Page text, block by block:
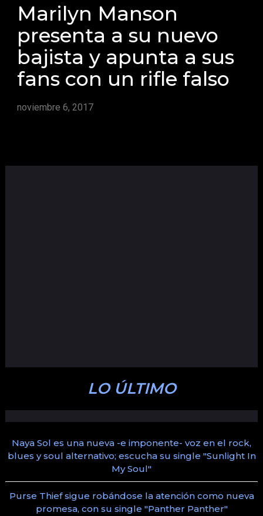
Marilyn Manson
presenta a su nuevo
bajista y apunta a sus
fans con un rifle falso
noviembre 6, 2017
LO ÚLTIMO
Naya Sol es una nueva -e imponente- voz en el rock,
blues y soul alternativo; escucha su single "Sunlight In
My Soul"
Purse Thief sigue robándose la atención como nueva
promesa, con su single "Panther Panther"